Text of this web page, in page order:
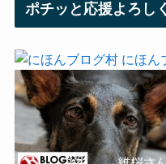
ポチッと応援よろし